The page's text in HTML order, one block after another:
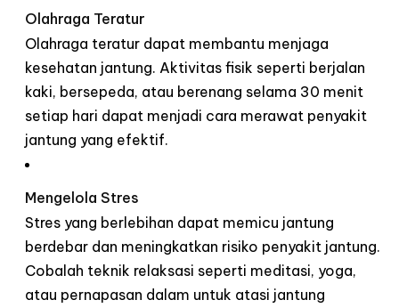
Olahraga Teratur
Olahraga teratur dapat membantu menjaga
kesehatan jantung. Aktivitas fisik seperti berjalan
kaki, bersepeda, atau berenang selama 30 menit
setiap hari dapat menjadi cara merawat penyakit
jantung yang efektif.
Mengelola Stres
Stres yang berlebihan dapat memicu jantung
berdebar dan meningkatkan risiko penyakit jantung.
Cobalah teknik relaksasi seperti meditasi, yoga,
atau pernapasan dalam untuk atasi jantung